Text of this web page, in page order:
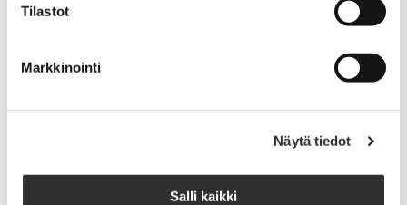
Tilastot
Markkinointi
Näytä tiedot
Salli kaikki